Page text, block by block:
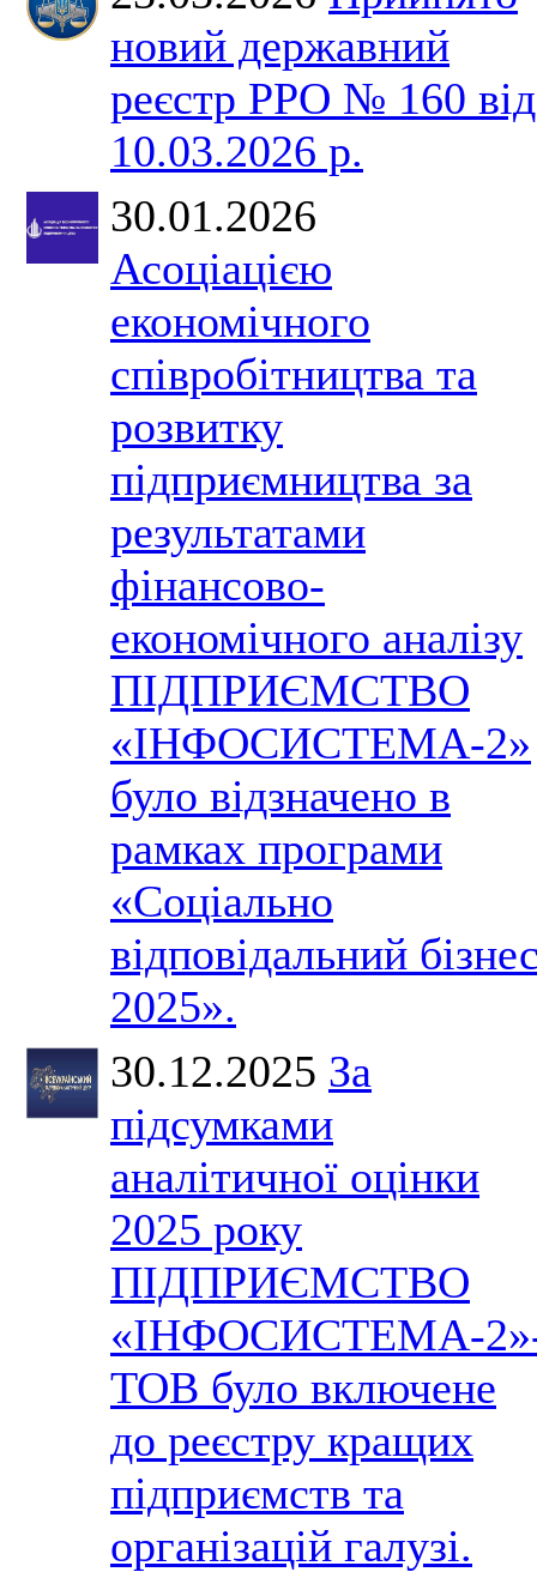
новий державний
реєстр РРО № 160 від
10.03.2026 р.
30.01.2026
Асоціацією
економічного
співробітництва та
розвитку
підприємництва за
результатами
фінансово-
економічного аналізу
ПІДПРИЄМСТВО
«ІНФОСИСТЕМА-2»
було відзначено в
рамках програми
«Соціально
відповідальний
2025».
30.12.2025 За
підсумками
аналітичної оцінки
2025 року
ПІДПРИЄМСТВО
«ІНФОСИСТЕМА-
ТОВ було включене
до реєстру кращих
підприємств та
організацій галузі.